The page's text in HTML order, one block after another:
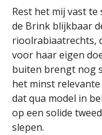
Rest het mij vast te
de Brink blijkbaar
rioolrabiaatrechts,
voor haar eigen
buiten brengt nog
het minst
dat qua model in
op een solide
slepen.